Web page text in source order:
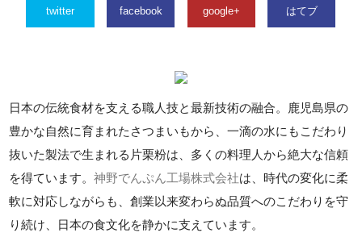
twitter facebook google+ はてブ
日本の伝統食材を支える職人技と最新技術の融合。鹿児島県の
豊かな自然に育まれたさつまいもから、一滴の水にもこだわり
抜いた製法で生まれる片栗粉は、多くの料理人から絶大な信頼
を得ています。神野でんぷん工場株式会社は、時代の変化に柔
軟に対応しながらも、創業以来変わらぬ品質へのこだわりを守
り続け、日本の食文化を静かに支えています。